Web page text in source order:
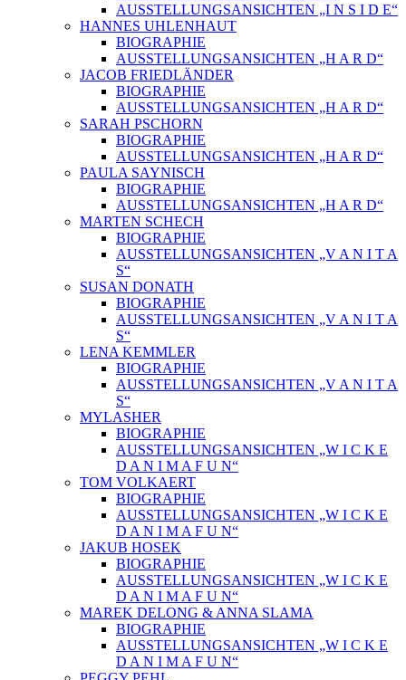
AUSSTELLUNGSANSICHTEN „I N S I D E“
HANNES UHLENHAUT
BIOGRAPHIE
AUSSTELLUNGSANSICHTEN „H A R D“
JACOB FRIEDLÄNDER
BIOGRAPHIE
AUSSTELLUNGSANSICHTEN „H A R D“
SARAH PSCHORN
BIOGRAPHIE
AUSSTELLUNGSANSICHTEN „H A R D“
PAULA SAYNISCH
BIOGRAPHIE
AUSSTELLUNGSANSICHTEN „H A R D“
MARTEN SCHECH
BIOGRAPHIE
AUSSTELLUNGSANSICHTEN „V A N I T A
S“
SUSAN DONATH
BIOGRAPHIE
AUSSTELLUNGSANSICHTEN „V A N I T A
S“
LENA KEMMLER
BIOGRAPHIE
AUSSTELLUNGSANSICHTEN „V A N I T A
S“
MYLASHER
BIOGRAPHIE
AUSSTELLUNGSANSICHTEN „W I C K E
D A N I M A F U N“
TOM VOLKAERT
BIOGRAPHIE
AUSSTELLUNGSANSICHTEN „W I C K E
D A N I M A F U N“
JAKUB HOSEK
BIOGRAPHIE
AUSSTELLUNGSANSICHTEN „W I C K E
D A N I M A F U N“
MAREK DELONG & ANNA SLAMA
BIOGRAPHIE
AUSSTELLUNGSANSICHTEN „W I C K E
D A N I M A F U N“